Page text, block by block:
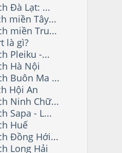
Đà Lạt: ...
miền Tây...
miền Tru...
là gì?
Pleiku -...
Hà Nội
Buôn Ma ...
Hội An
Ninh Chữ...
Sapa - L...
Huế
Đồng Hới...
Long Hải